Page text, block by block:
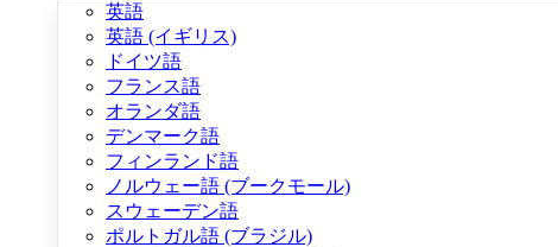
英語
英語 (イギリス)
ドイツ語
フランス語
オランダ語
デンマーク語
フィンランド語
ノルウェー語 (ブークモール)
スウェーデン語
ポルトガル語 (ブラジル)